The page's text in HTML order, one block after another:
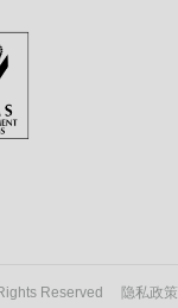
Reserved 隐私政策